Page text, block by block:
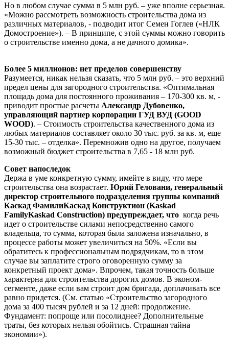
Но в любом случае сумма в 5 млн руб. – уже вполне серьезная.
«Можно рассмотреть возможность строительства дома из
различных материалов, - подводит итог Семен Гоглев («НЛК
Домостроение»). – В принципе, с этой суммы можно говорить
о строительстве именно дома, а не дачного домика».
Более 5 миллионов: нет пределов совершенству
Разумеется, никак нельзя сказать, что 5 млн руб. – это верхний
предел цены для загородного строительства. «Оптимальная
площадь дома для постоянного проживания – 170-300 кв. м, -
приводит простые расчеты Александр Дубовенко,
управляющий партнер корпорации ГУД ВУД (GOOD
WOOD). – Стоимость строительства качественного дома из
любых материалов составляет около 30 тыс. руб. за кв. м, еще
15-30 тыс. – отделка». Перемножив одно на другое, получаем
возможный бюджет строительства в 7,65 - 18 млн руб.
Совет напоследок
Держа в уме конкретную сумму, имейте в виду, что мере
строительства она возрастает. Юрий Геловани, генеральный
директор строительного подразделения группы компаний
Каскад ФамилиКаскад Конструктион (Kaskad
FamilyKaskad Construction) предупреждает, что когда речь
идет о строительстве силами непосредственно самого
владельца, то сумма, которая была заложена изначально, в
процессе работы может увеличиться на 50%. «Если вы
обратитесь к профессиональным подрядчикам, то в этом
случае вы заплатите строго оговоренную сумму за
конкретный проект дома». Впрочем, такая точность больше
характерна для строительства дорогих домов. В эконом-
сегменте, даже если вам строит дом бригада, доплачивать все
равно придется. (См. статью «Строительство загородного
дома за 400 тысяч рублей и за 12 дней: продолжение.
Фундамент: попроще или посолиднее? Дополнительные
траты, без которых нельзя обойтись. Страшная тайна
экономии»).